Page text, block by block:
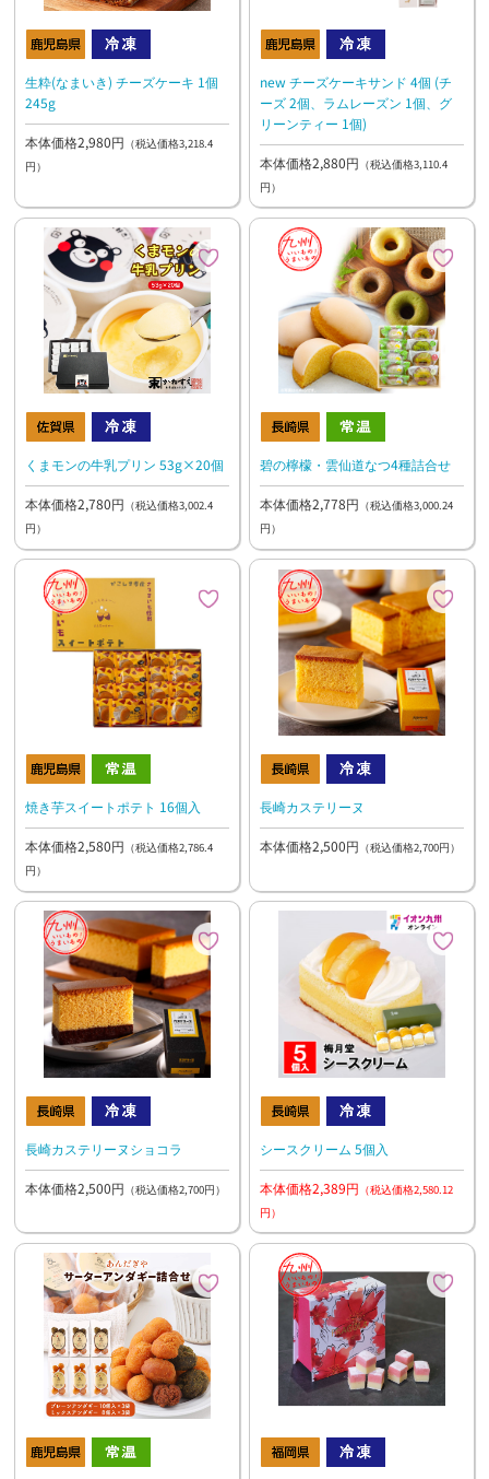
生粋(なまいき) チーズケーキ 1個
245g
本体価格2,980円 （税込価格3,218.4
円）
new チーズケーキサンド 4個 (チ
ーズ 2個、ラムレーズン 1個、グ
リーンティー 1個)
本体価格2,880円 （税込価格3,110.4
円）
くまモンの牛乳プリン 53g×20個
本体価格2,780円 （税込価格3,002.4
円）
碧の檸檬・雲仙道なつ4種詰合せ
本体価格2,778円 （税込価格3,000.24
円）
焼き芋スイートポテト 16個入
本体価格2,580円 （税込価格2,786.4
円）
長崎カステリーヌ
本体価格2,500円 （税込価格2,700円）
長崎カステリーヌショコラ
本体価格2,500円 （税込価格2,700円）
シースクリーム 5個入
本体価格2,389円 （税込価格2,580.12
円）